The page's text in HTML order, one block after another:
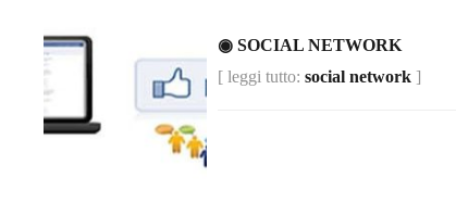
◉ SOCIAL NETWORK
[ leggi tutto: social network ]